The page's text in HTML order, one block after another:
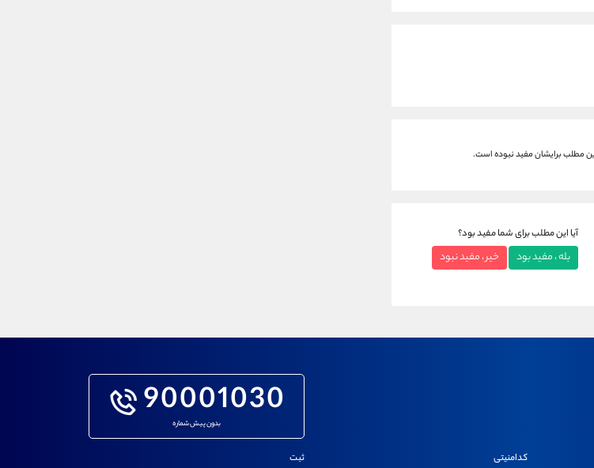
مطلب برایشان مفید نبوده است.
آیا این مطلب برای شما مفید بود؟
بله ، مفید بود خیر ، مفید نبود
90001030
بدون پیش شماره
کدامنیتی ثبت